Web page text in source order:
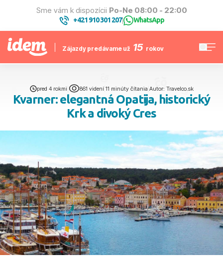
Sme vám k dispozícii Po-Ne 08:00 - 22:00
+421 910 301 207| WhatsApp
Zájazdy predávame už 15 rokov
pred 4 rokmi 861 videní| 11 minúty čítania Autor: Travelco.sk
Kvarner: elegantná Opatija, historický
Krk a divoký Cres